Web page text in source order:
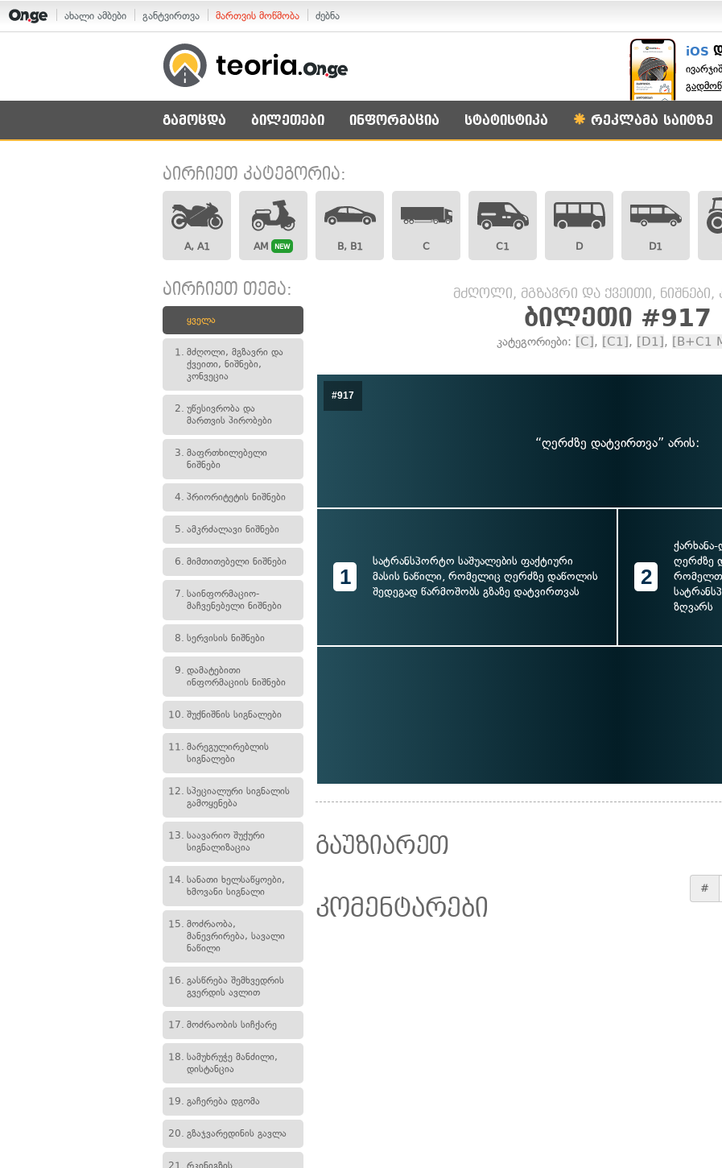
ახალი ამბები განტვირთვა მართვის მოწმობა ძებნა
iOS
გამოცდა ბილეთები ინფორმაცია სტატისტიკა რეკლამა საიტზე
აირჩიეთ კატეგორია:
A, A1 AM NEW B, B1 C C1 D D1
აირჩიეთ თემა:
ყველა
1. მძღოლი, მგზავრი და
ქვეითი, ნიშნები,
კონვეცია
2. უწესივრობა და
მართვის პირობები
3. მაფრთხილებელი
ნიშნები
4. პრიორიტეტის ნიშნები
5. ამკრძალავი ნიშნები
6. მიმთითებელი ნიშნები
7. საინფორმაციო-
მაჩვენებელი ნიშნები
8. სერვისის ნიშნები
9. დამატებითი
ინფორმაციის ნიშნები
10. შუქნიშნის სიგნალები
11. მარეგულირებლის
სიგნალები
12. სპეციალური სიგნალის
გამოყენება
13. საავარიო შუქური
სიგნალიზაცია
14. სანათი ხელსაწყოები,
ხმოვანი სიგნალი
15. მოძრაობა,
მანევრირება, სავალი
ნაწილი
16. გასწრება შემხვედრის
გვერდის ავლით
17. მოძრაობის სიჩქარე
18. სამუხრუჭე მანძილი,
დისტანცია
19. გაჩერება დგომა
20. გზაჯვარედინის გავლა
21. რკინიგზის
მძღოლი, მგზავრი და ქვეითი, ნიშნები,
ბილეთი #917
კატეგორიები: [C], [C1], [D1], [B+C1
#917
“ღერძზე დატვირთვა” არის:
1
სატრანსპორტო საშუალების ფაქტიური
მასის ნაწილი, რომელიც ღერძზე დაწოლის
შედეგად წარმოშობს გზაზე დატვირთვას
2
ღერძზე
რომელთა
ზღვარს
#
გაუზიარეთ
კომენტარები